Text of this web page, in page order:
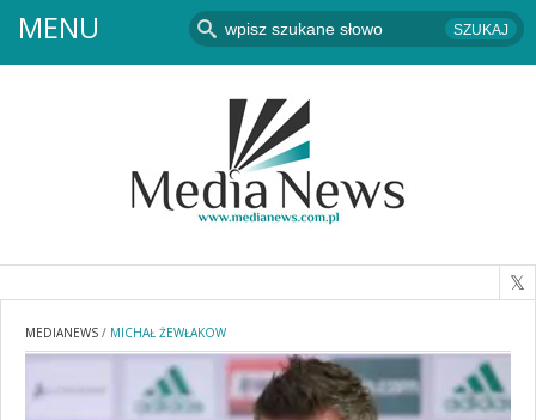
MENU
MEDIANEWS / MICHAŁ ŻEWŁAKOW